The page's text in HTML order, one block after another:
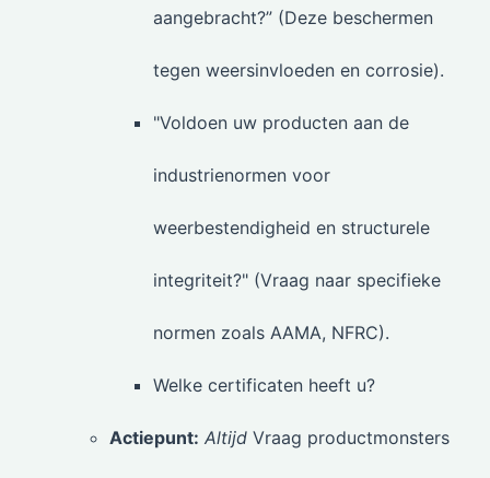
aangebracht?” (Deze beschermen
tegen weersinvloeden en corrosie).
"Voldoen uw producten aan de
industrienormen voor
weerbestendigheid en structurele
integriteit?" (Vraag naar specifieke
normen zoals AAMA, NFRC).
Welke certificaten heeft u?
Actiepunt: Altijd Vraag productmonsters